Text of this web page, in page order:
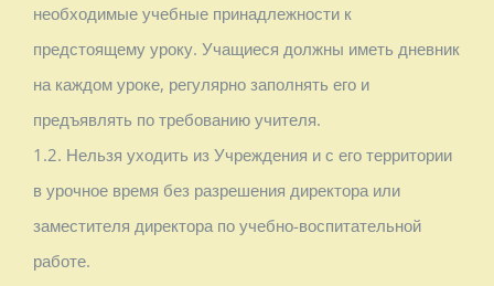
необходимые учебные принадлежности к
предстоящему уроку. Учащиеся должны иметь дневник
на каждом уроке, регулярно заполнять его и
предъявлять по требованию учителя.
1.2. Нельзя уходить из Учреждения и с его территории
в урочное время без разрешения директора или
заместителя директора по учебно-воспитательной
работе.